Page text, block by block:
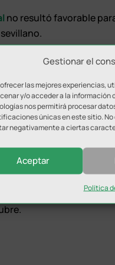
Gestionar el
las mejores experiencias,
y/o acceder a la
nos permitirá procesar
únicas en este sitio.
negativamente a ciertas
Aceptar
Política
no resultó favorable
cuadros clasificatorios,
geográfica.
eliminatorias
semifinalistas que
que establecerá el
el avance en el cuadro